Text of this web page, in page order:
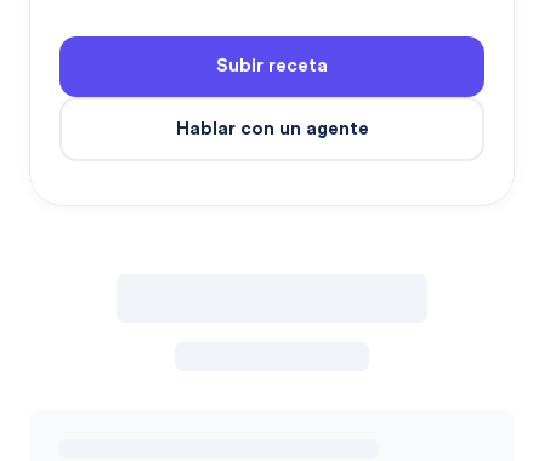
Subir receta
Hablar con un agente